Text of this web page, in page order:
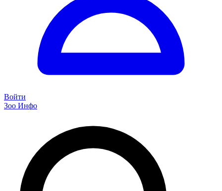
Войти
Зоо Инфо